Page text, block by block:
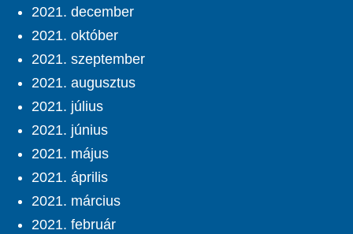
2021. december
2021. október
2021. szeptember
2021. augusztus
2021. július
2021. június
2021. május
2021. április
2021. március
2021. február